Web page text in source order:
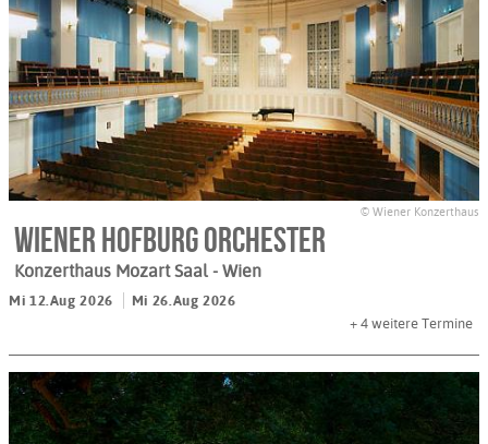
© Wiener Konzerthaus
Wiener Hofburg Orchester
Konzerthaus Mozart Saal - Wien
Mi 12.Aug 2026
Mi 26.Aug 2026
+ 4 weitere Termine